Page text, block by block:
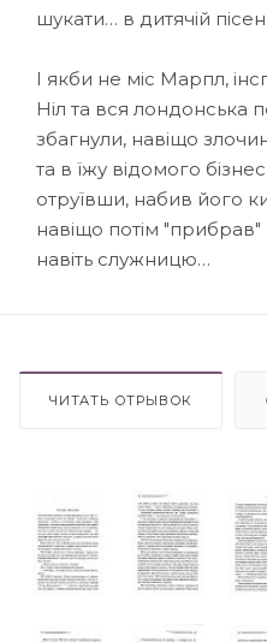
шукати… в дитячій
І якби не міс Марпл,
Ніл та вся лондонська
збагнули, навіщо
та в їжу відомого
отруївши, набив його
навіщо потім
навіть служницю…
ЧИТАТЬ ОТРЫВОК